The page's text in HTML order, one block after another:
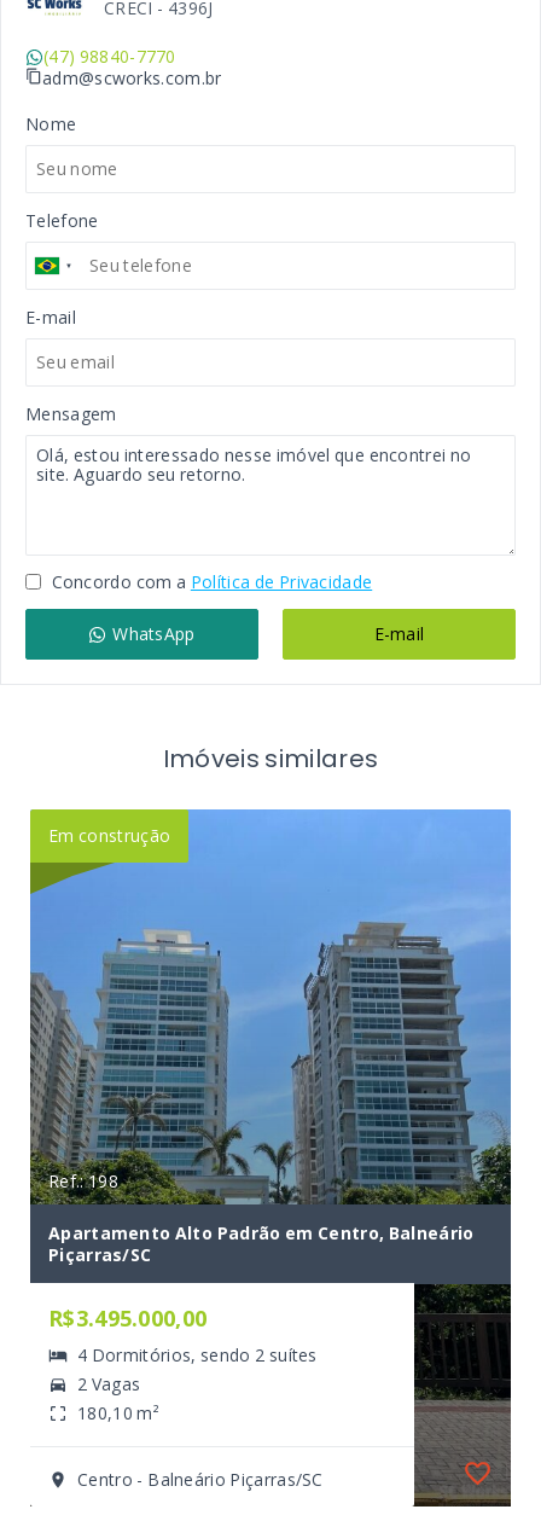
CRECI - 4396J
(47) 98840-7770
adm@scworks.com.br
Nome
Telefone
E-mail
Mensagem
Concordo com a Política de Privacidade
WhatsApp E-mail
Imóveis similares
Em construção
Ref.: 198
Apartamento Alto Padrão em Centro, Balneário
Piçarras/SC
R$3.495.000,00
4 Dormitórios, sendo 2 suítes
2 Vagas
180,10 m²
Centro - Balneário Piçarras/SC